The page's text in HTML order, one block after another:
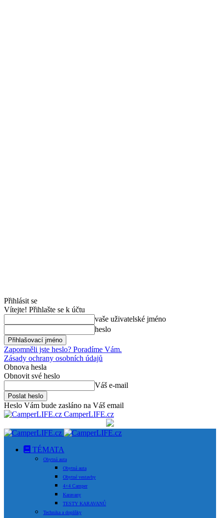
Přihlásit se
Vítejte! Přihlašte se k účtu
vaše uživatelské jméno
heslo
Zapomněli jste heslo? Poradíme Vám.
Zásady ochrany osobních údajů
Obnova hesla
Obnovit své heslo
Váš e-mail
Heslo Vám bude zasláno na Váš email
CamperLIFE.cz
TÉMATA
Obytná auta
Obytná auta
Obytné vestavby
4×4 Camper
Karavany
TESTY KARAVANŮ
Technika a doplňky